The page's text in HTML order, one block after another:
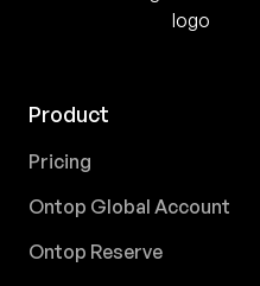
Product
Pricing
Ontop Global Account
Ontop Reserve